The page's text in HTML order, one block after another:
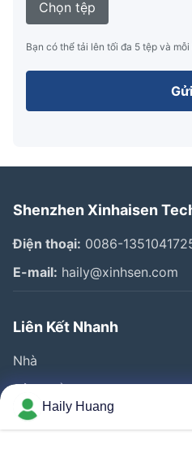
Chọn tệp
Bạn có thể tải lên tối đa 5 tệp và
Gửi
Shenzhen Xinhaisen
Điện thoại: 0086-
E-mail: haily@xinhsen.com
Liên Kết Nhanh
Nhà
Sản Phẩm
Video
Haily Huang